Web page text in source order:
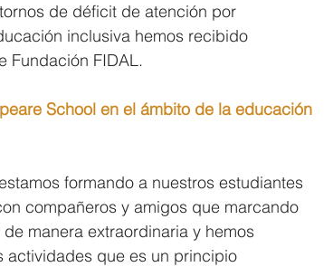
de déficit de atención por
inclusiva hemos recibido
Fundación FIDAL.
School en el ámbito de la educación
formando a nuestros estudiantes
compañeros y amigos que marcando
manera extraordinaria y hemos
actividades que es un principio